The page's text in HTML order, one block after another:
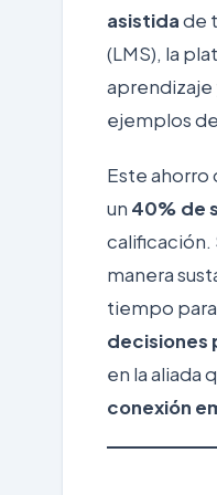
asistidade
(LMS), la
aprendizaje
ejemplos
Esteahorro
un 40% de
calificación.
manera
tiempo
decisiones
en la aliada
conexión